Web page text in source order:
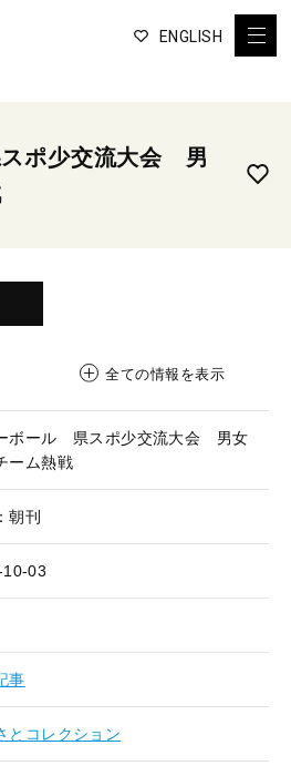
ENGLISH
ポ少交流大会 男
全ての情報を表示
ボール 県スポ少交流大会 男女
ーム熱戦
朝刊
10-03
事
とコレクション